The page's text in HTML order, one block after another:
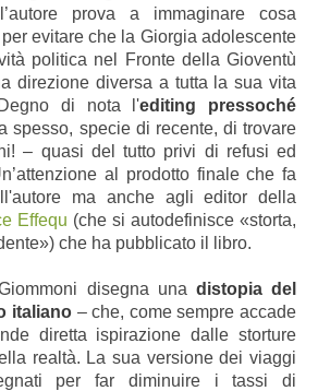
prova a immaginare cosa
evitare che la Giorgia adolescente
politica nel Fronte della Gioventù
direzione diversa a tutta la sua vita
di nota l'editing pressoché
spesso, specie di recente, di trovare
– quasi del tutto privi di refusi ed
al prodotto finale che fa
ma anche agli editor della
Effequ (che si autodefinisce «storta,
che ha pubblicato il libro.
disegna una distopia del
italiano– che, come sempre accade
diretta ispirazione dalle storture
realtà. La sua versione dei viaggi
per far diminuire i tassi di